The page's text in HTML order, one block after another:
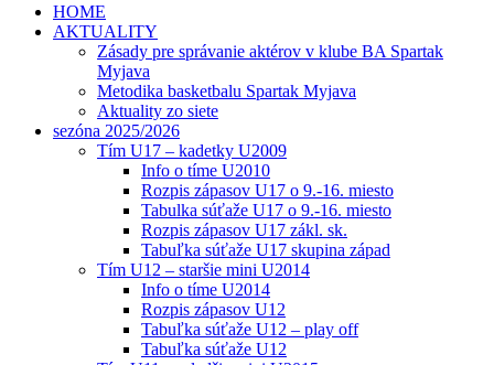
HOME
AKTUALITY
Zásady pre správanie aktérov v klube BA Spartak
Myjava
Metodika basketbalu Spartak Myjava
Aktuality zo siete
sezóna 2025/2026
Tím U17 – kadetky U2009
Info o tíme U2010
Rozpis zápasov U17 o 9.-16. miesto
Tabulka súťaže U17 o 9.-16. miesto
Rozpis zápasov U17 zákl. sk.
Tabuľka súťaže U17 skupina západ
Tím U12 – staršie mini U2014
Info o tíme U2014
Rozpis zápasov U12
Tabuľka súťaže U12 – play off
Tabuľka súťaže U12